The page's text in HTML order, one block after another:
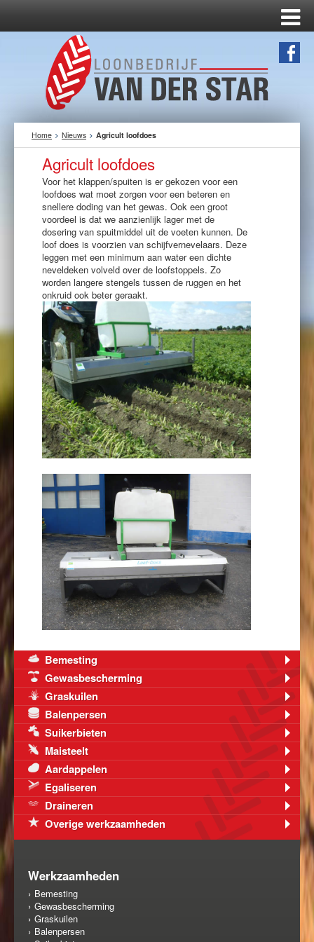
Home Nieuws Agricult loofdoes
Agricult loofdoes
Voor het klappen/spuiten is er gekozen voor een
loofdoes wat moet zorgen voor een beteren en
snellere doding van het gewas. Ook een groot
voordeel is dat we aanzienlijk lager met de
dosering van spuitmiddel uit de voeten kunnen. De
loof does is voorzien van schijfvernevelaars. Deze
leggen met een minimum aan water een dichte
neveldeken volveld over de loofstoppels. Zo
worden langere stengels tussen de ruggen en het
onkruid ook beter geraakt.
Bemesting
Gewasbescherming
Graskuilen
Balenpersen
Suikerbieten
Maisteelt
Aardappelen
Egaliseren
Draineren
Overige werkzaamheden
Werkzaamheden
Bemesting
Gewasbescherming
Graskuilen
Balenpersen